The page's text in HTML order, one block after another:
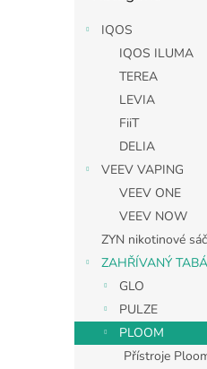
IQOS
IQOS ILUMA
TEREA
LEVIA
FiiT
DELIA
VEEV VAPING
VEEV ONE
VEEV NOW
ZYN nikotinové
ZAHŘÍVANÝ
GLO
PULZE
PLOOM
Přístroje